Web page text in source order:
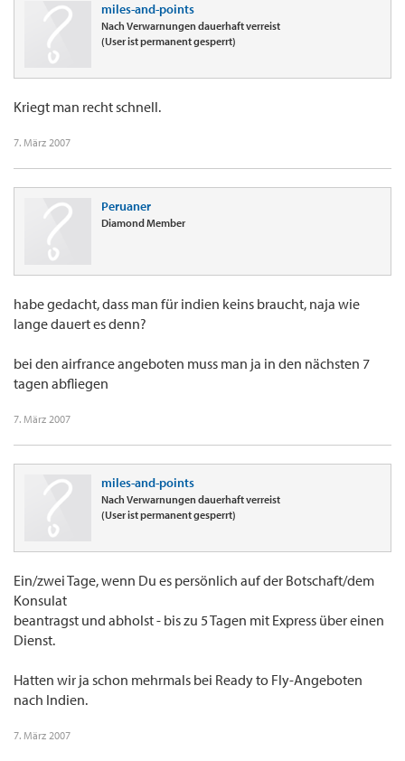
miles-and-points
Nach Verwarnungen dauerhaft verreist
(User ist permanent gesperrt)
Kriegt man recht schnell.
7. März 2007
Peruaner
Diamond Member
habe gedacht, dass man für indien keins braucht, naja wie
lange dauert es denn?
bei den airfrance angeboten muss man ja in den nächsten 7
tagen abfliegen
7. März 2007
miles-and-points
Nach Verwarnungen dauerhaft verreist
(User ist permanent gesperrt)
Ein/zwei Tage, wenn Du es persönlich auf der Botschaft/dem
Konsulat
beantragst und abholst - bis zu 5 Tagen mit Express über einen
Dienst.
Hatten wir ja schon mehrmals bei Ready to Fly-Angeboten
nach Indien.
7. März 2007